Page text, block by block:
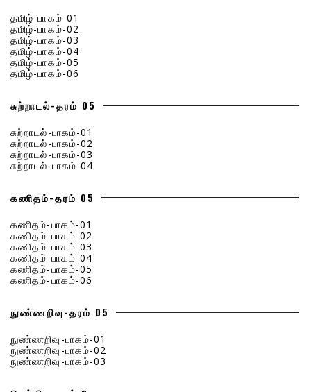
தமிழ்-பாகம்-01
தமிழ்-பாகம்-02
தமிழ்-பாகம்-03
தமிழ்-பாகம்-04
தமிழ்-பாகம்-05
தமிழ்-பாகம்-06
சுற்றாடல்-தரம் 05
சுற்றாடல்-பாகம்-01
சுற்றாடல்-பாகம்-02
சுற்றாடல்-பாகம்-03
சுற்றாடல்-பாகம்-04
கணிதம்-தரம் 05
கணிதம்-பாகம்-01
கணிதம்-பாகம்-02
கணிதம்-பாகம்-03
கணிதம்-பாகம்-04
கணிதம்-பாகம்-05
கணிதம்-பாகம்-06
நுண்ணறிவு-தரம் 05
நுண்ணறிவு-பாகம்-01
நுண்ணறிவு-பாகம்-02
நுண்ணறிவு-பாகம்-03